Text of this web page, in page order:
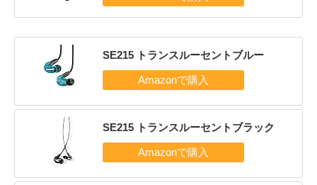
SE215 トランスルーセントブルー
SE215 トランスルーセントブラック